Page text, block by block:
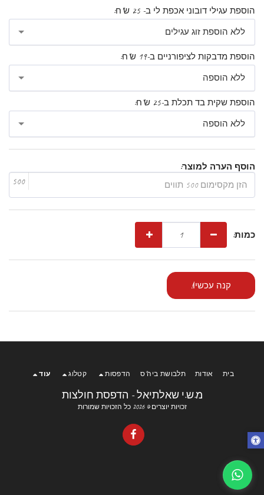
הוספת עגילי דובוני אכפת לי ב- 25 ש"ח:
ללא הוספת זוג עגילים
הוספת מדבקות לציפורניים ב-19 ש"ח:
ללא הוספה
הוספת שקית בד תכלת ב-25 ש"ח:
ללא הוספה
הוסף הערה למוצר:
500
כמות:
קנה עכשיו!
מ.ש.י שאלתיאל - הדפסת חולצות
זכויות יוצרים © 2026 כל הזכויות שמורות
בית אודות תלבושת ביה"ס הדפסות קטלוג עוד